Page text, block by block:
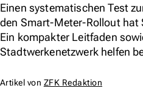
Einen systematischen Test
den Smart-Meter-Rollout
Ein kompakter Leitfaden
Stadtwerkenetzwerk helfen
Artikel von ZFK Redaktion